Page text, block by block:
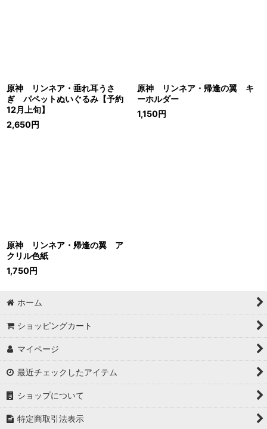
原神 リンネア・垂れ耳うさ
ぎ パペットぬいぐるみ【予約
12月上旬】
2,650円
原神 リンネア・帰逢の翼 キ
ーホルダー
1,150円
原神 リンネア・帰逢の翼 ア
クリル色紙
1,750円
ホーム
ショッピングカート
マイページ
最近チェックしたアイテム
ショップについて
特定商取引法表示